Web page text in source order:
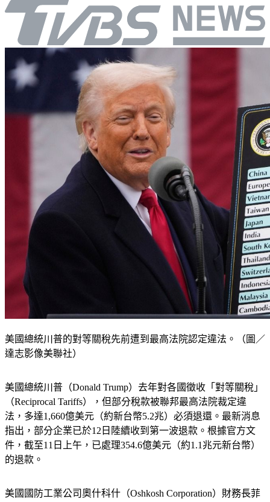
美國總統川普的對等關稅先前遭到最高法院認定違法。（圖／
達志影像美聯社）
美國總統川普（Donald Trump）去年對各國徵收「對等關稅」
（Reciprocal Tariffs），但部分稅款被聯邦最高法院裁定違
法，多達1,660億美元（約新台幣5.2兆）必須退還。最新消息
指出，部分企業已於12日陸續收到第一波退款。根據官方文
件，截至11日上午，已處理354.6億美元（約1.1兆元新台幣）
的退款。
美國國防工業公司奧什科什（Oshkosh Corporation）財務長菲